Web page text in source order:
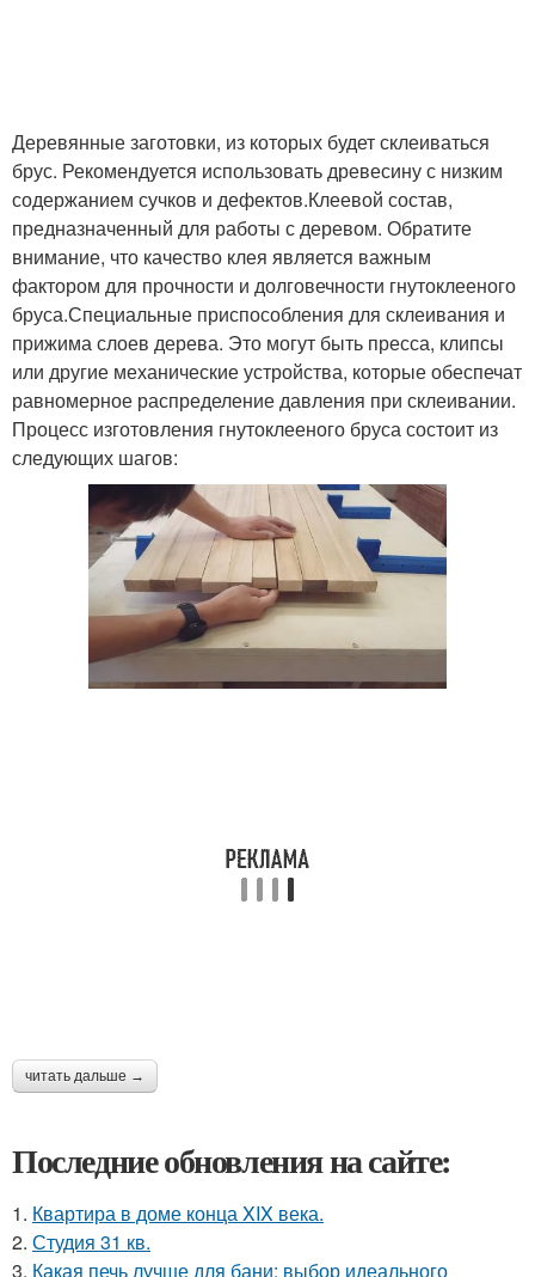
Деревянные заготовки, из которых будет склеиваться
брус. Рекомендуется использовать древесину с низким
содержанием сучков и дефектов.Клеевой состав,
предназначенный для работы с деревом. Обратите
внимание, что качество клея является важным
фактором для прочности и долговечности гнутоклееного
бруса.Специальные приспособления для склеивания и
прижима слоев дерева. Это могут быть пресса, клипсы
или другие механические устройства, которые обеспечат
равномерное распределение давления при склеивании.
Процесс изготовления гнутоклееного бруса состоит из
следующих шагов:
читать дальше →
Последние обновления на сайте:
1. Квартира в доме конца XIX века.
2. Студия 31 кв.
3. Какая печь лучше для бани: выбор идеального